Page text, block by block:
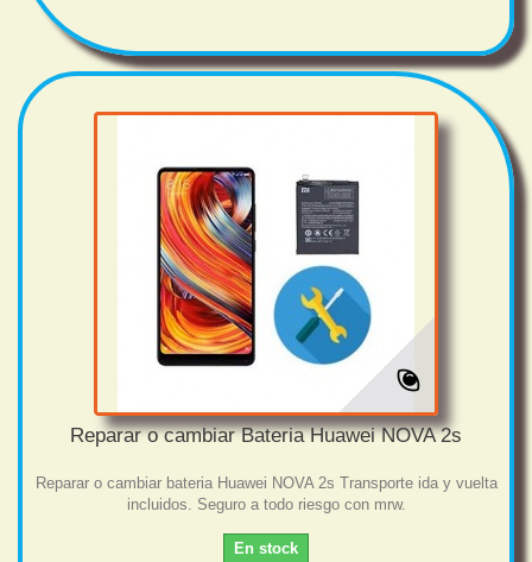
Reparar o cambiar Bateria Huawei NOVA 2s
Reparar o cambiar bateria Huawei NOVA 2s Transporte ida y vuelta
incluidos. Seguro a todo riesgo con mrw.
En stock